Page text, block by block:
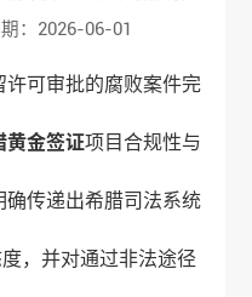
期：2026-06-01
可审批的腐败案件完
黄金签证项目合规性与
传递出希腊司法系统
，并对通过非法途径